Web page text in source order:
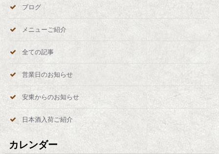
ブログ
メニューご紹介
全ての記事
営業日のお知らせ
安東からのお知らせ
日本酒入荷ご紹介
カレンダー